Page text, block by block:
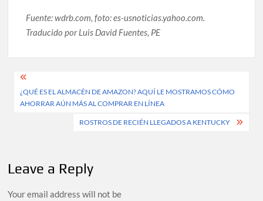
Fuente: wdrb.com, foto: es-usnoticias.yahoo.com.
Traducido por Luis David Fuentes, PE
Post
navigation
¿QUÉ ES EL ALMACÉN DE AMAZON? AQUÍ LE MOSTRAMOS CÓMO
AHORRAR AÚN MÁS AL COMPRAR EN LÍNEA
ROSTROS DE RECIÉN LLEGADOS A KENTUCKY
Leave a Reply
Your email address will not be